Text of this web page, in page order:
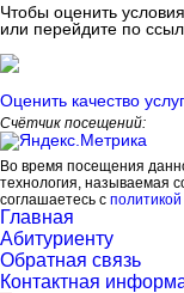
Чтобы оценить
или перейдите по
Оценить качество услуг
Счётчик посещений:
Во время посещения
технология, называемая
соглашаетесь с
Главная
Абитуриенту
Обратная связь
Контактная